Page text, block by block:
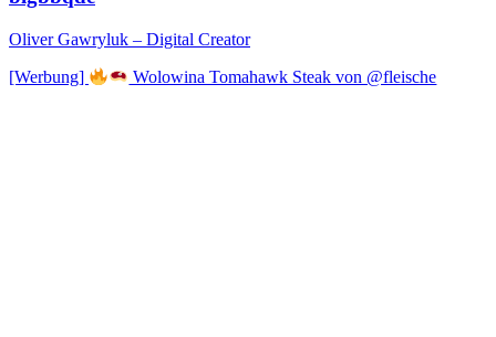
Oliver Gawryluk – Digital Creator
[Werbung] Wolowina Tomahawk Steak von @fleische